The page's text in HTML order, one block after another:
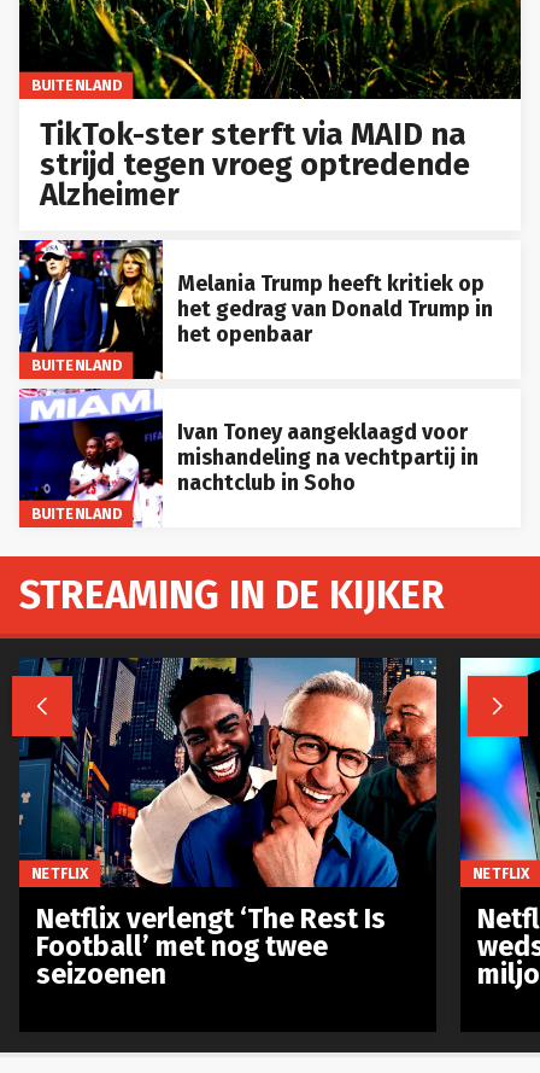
BUITENLAND
TikTok-ster sterft via MAID na
strijd tegen vroeg optredende
Alzheimer
BUITENLAND
Melania Trump heeft kritiek op
het gedrag van Donald Trump in
het openbaar
BUITENLAND
Ivan Toney aangeklaagd voor
mishandeling na vechtpartij in
nachtclub in Soho
STREAMING IN DE KIJKER
 
NETFLIX
Netflix verlengt ‘The Rest Is
Football’ met nog twee
seizoenen
NETFLIX